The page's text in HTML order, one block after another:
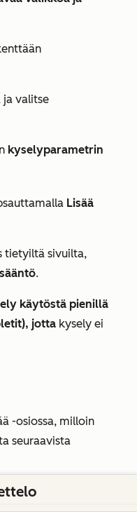
ja valitse
kyselyparametrin
Lisää
tietyiltä sivuilta,
.
käytöstä pienillä
jotta kysely ei
-osiossa, milloin
seuraavista